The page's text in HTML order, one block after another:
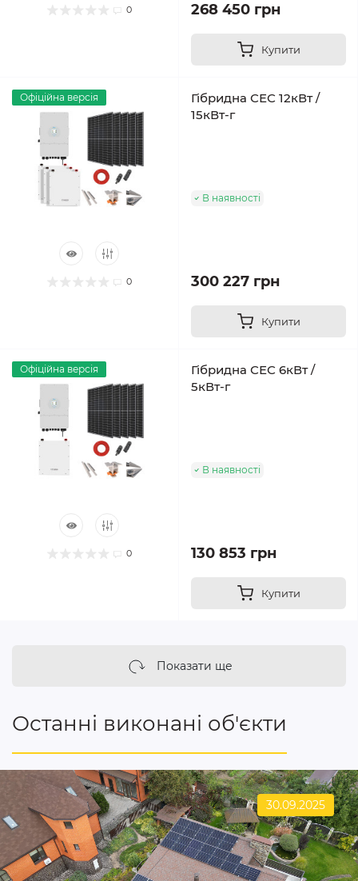
0 268 450 грн
Купити
Офіційна версія
0
Гібридна СЕС 12кВт /
15кВт-г
В наявності
300 227 грн
Купити
Офіційна версія
0
Гібридна СЕС 6кВт /
5кВт-г
В наявності
130 853 грн
Купити
Показати ще
Останні виконані об'єкти
30.09.2025